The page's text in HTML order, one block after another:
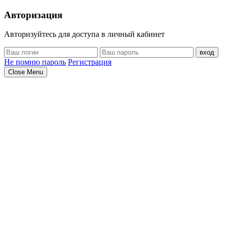
Авторизация
Авторизуйтесь для доступа в личный кабинет
вход
Не помню пароль Регистрация
Close Menu